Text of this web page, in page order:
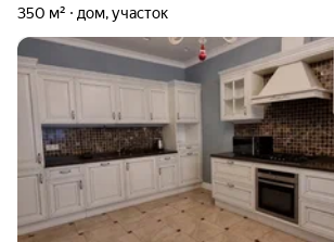
350 м² дом, участок